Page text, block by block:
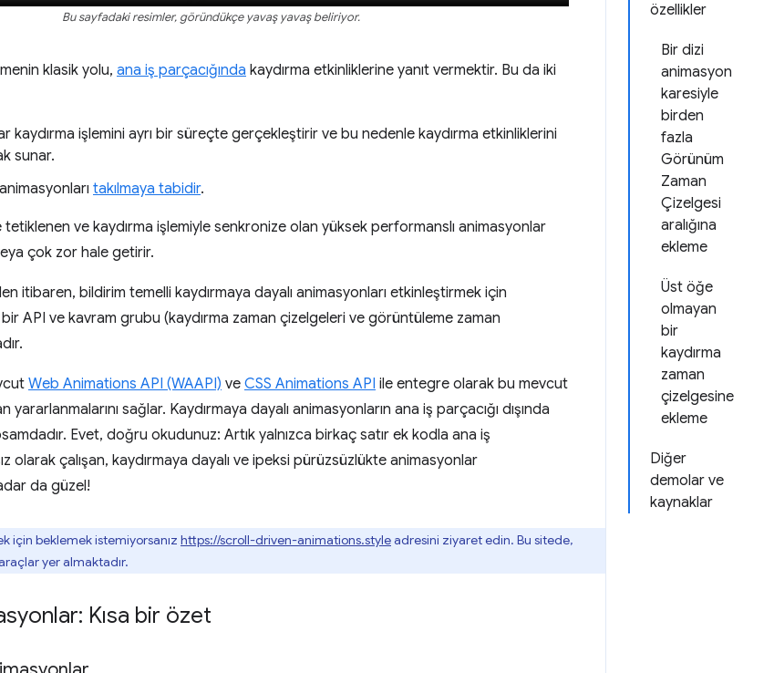
özellikler
Bir dizi
animasyon
karesiyle
birden
fazla
Görünüm
Zaman
Çizelgesi
aralığına
ekleme
Üst öğe
olmayan
bir
kaydırma
zaman
çizelgesine
ekleme
Diğer
demolar ve
kaynaklar
Bu sayfadaki resimler, göründükçe yavaş yavaş beliriyor.
klasik yolu, ana iş parçacığında kaydırma etkinliklerine yanıt vermektir. Bu da iki
kaydırma işlemini ayrı bir süreçte gerçekleştirir ve bu nedenle kaydırma etkinliklerini
sunar.
takılmaya tabidir.
tetiklenen ve kaydırma işlemiyle senkronize olan yüksek performanslı animasyonlar
çok zor hale getirir.
itibaren, bildirim temelli kaydırmaya dayalı animasyonları etkinleştirmek için
API ve kavram grubu (kaydırma zaman çizelgeleri ve görüntüleme zaman
Web Animations API (WAAPI) ve CSS Animations API ile entegre olarak bu mevcut
yararlanmalarını sağlar. Kaydırmaya dayalı animasyonların ana iş parçacığı dışında
Evet, doğru okudunuz: Artık yalnızca birkaç satır ek kodla ana iş
olarak çalışan, kaydırmaya dayalı ve ipeksi pürüzsüzlükte animasyonlar
da güzel!
için beklemek istemiyorsanız https://scroll-driven-animations.styleadresini ziyaret edin. Bu sitede,
yer almaktadır.
Kısa bir özet